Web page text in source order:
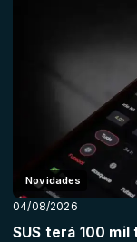
Novidades
04/08/2026
SUS terá 100